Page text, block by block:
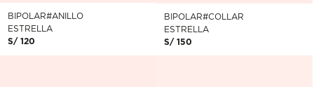
BIPOLAR#ANILLO
ESTRELLA
S/ 120
BIPOLAR#COLLAR
ESTRELLA
S/ 150